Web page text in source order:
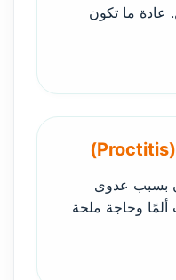
عادة ما تكون
بسبب عدوى
وحاجة ملحة